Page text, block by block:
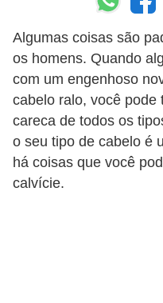
Algumas coisas são
os homens. Quando
com um engenhoso
cabelo ralo, você pode
careca de todos os
o seu tipo de cabelo é
há coisas que você
calvície.
t
a
ã
o
s
a